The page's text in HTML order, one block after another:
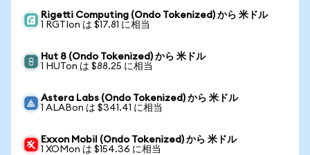
Rigetti Computing (Ondo Tokenized) から 米ドル
1 RGTIon は $17.81 に相当
Hut 8 (Ondo Tokenized) から 米ドル
1 HUTon は $88.25 に相当
Astera Labs (Ondo Tokenized) から 米ドル
1 ALABon は $341.41 に相当
Exxon Mobil (Ondo Tokenized) から 米ドル
1 XOMon は $154.36 に相当